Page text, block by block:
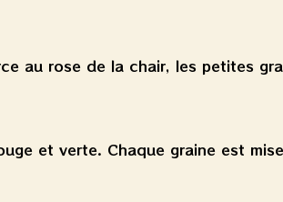
au rose de la chair, les petites
et verte. Chaque graine est